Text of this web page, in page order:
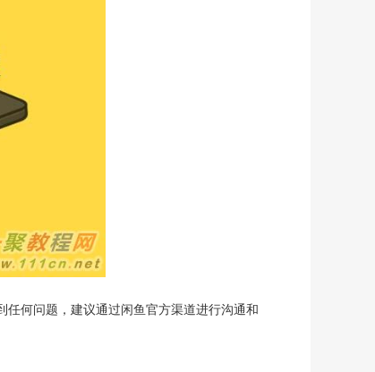
何问题，建议通过闲鱼官方渠道进行沟通和